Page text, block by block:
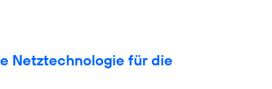
Netztechnologie für die